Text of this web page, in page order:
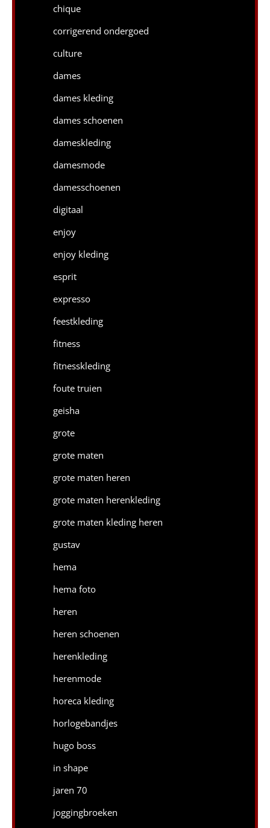
chique
corrigerend ondergoed
culture
dames
dames kleding
dames schoenen
dameskleding
damesmode
damesschoenen
digitaal
enjoy
enjoy kleding
esprit
expresso
feestkleding
fitness
fitnesskleding
foute truien
geisha
grote
grote maten
grote maten heren
grote maten herenkleding
grote maten kleding heren
gustav
hema
hema foto
heren
heren schoenen
herenkleding
herenmode
horeca kleding
horlogebandjes
hugo boss
in shape
jaren 70
joggingbroeken